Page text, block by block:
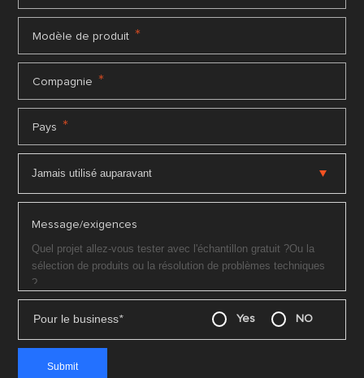
Modèle de produit *
Compagnie *
Pays *
Message/exigences
Pour le business* Yes NO